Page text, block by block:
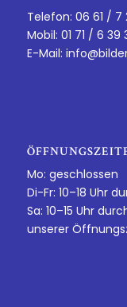
Telefon: 06 61 / 7
Mobil: 01 71 / 6 39
E-Mail:
Mo: geschlossen
Di-Fr: 10–18 Uhr
Sa: 10–15 Uhr
unserer